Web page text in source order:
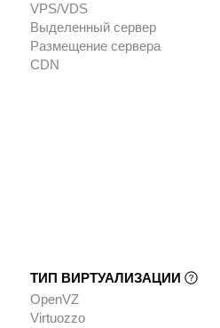
VPS/VDS
Выделенный сервер
Размещение сервера
CDN
ТИП ВИРТУАЛИЗАЦИИ
OpenVZ
Virtuozzo